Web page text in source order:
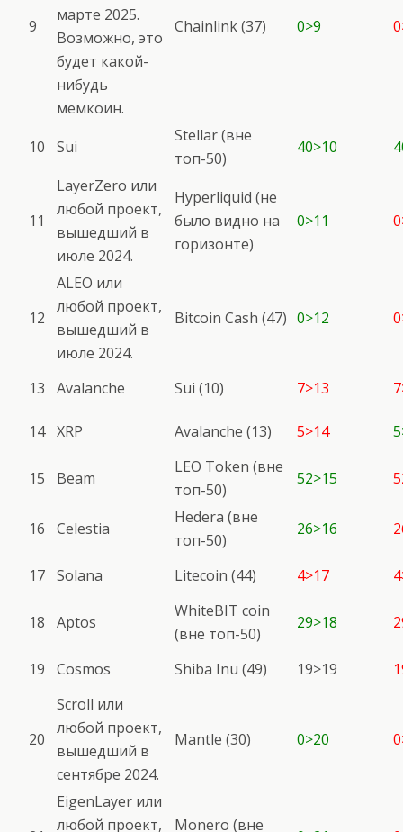
9
марте 2025.
Возможно, это
будет какой-
нибудь
мемкоин.
Chainlink (37) 0>9
10 Sui
Stellar (вне
топ-50)
40>10
11
LayerZero или
любой проект,
вышедший в
июле 2024.
Hyperliquid (не
было видно на
горизонте)
0>11
12
ALEO или
любой проект,
вышедший в
июле 2024.
Bitcoin Cash (47) 0>12
13 Avalanche Sui (10) 7>13
14 XRP Avalanche (13) 5>14
15 Beam
LEO Token (вне
топ-50)
52>15
16 Celestia
Hedera (вне
топ-50)
26>16
17 Solana Litecoin (44) 4>17
18 Aptos
WhiteBIT coin
(вне топ-50)
29>18
19 Cosmos Shiba Inu (49) 19>19
20
Scroll или
любой проект,
вышедший в
сентябре 2024.
Mantle (30) 0>20
EigenLayer или
любой проект,
Monero (вне